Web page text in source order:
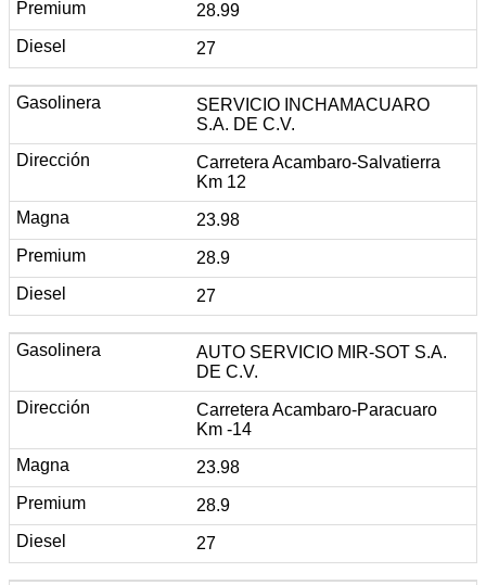
28.99
27
SERVICIO INCHAMACUARO
S.A. DE C.V.
Carretera Acambaro-Salvatierra
Km 12
23.98
28.9
27
AUTO SERVICIO MIR-SOT S.A.
DE C.V.
Carretera Acambaro-Paracuaro
Km -14
23.98
28.9
27